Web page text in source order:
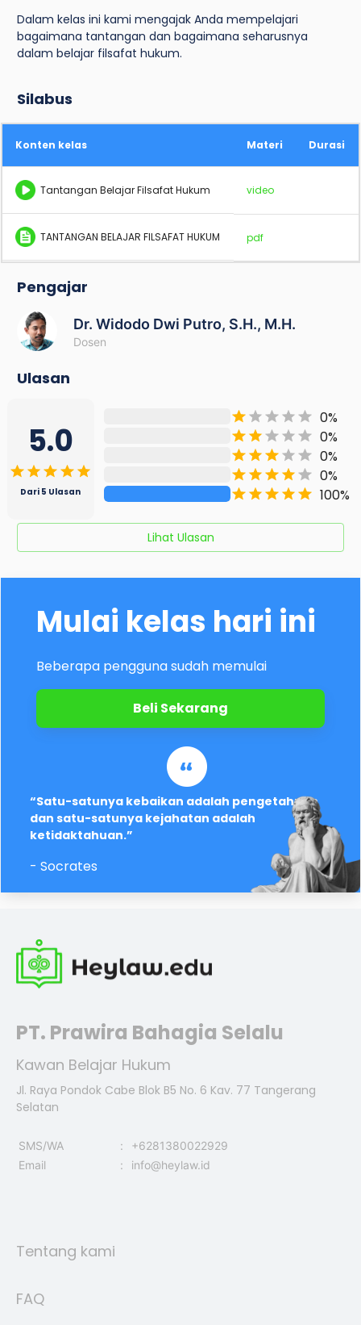
Dalam kelas ini kami mengajak Anda mempelajari
bagaimana tantangan dan bagaimana seharusnya
dalam belajar filsafat hukum.
Silabus
Konten kelas Materi Durasi
Tantangan Belajar Filsafat Hukum video
TANTANGAN BELAJAR FILSAFAT HUKUM pdf
Pengajar
Dr. Widodo Dwi Putro, S.H., M.H.
Dosen
Ulasan
5.0
Dari 5 Ulasan
0%
0%
0%
0%
100%
Lihat Ulasan
Mulai kelas hari ini
Beberapa pengguna sudah memulai
Beli Sekarang
“Satu-satunya kebaikan adalah pengetahuan
dan satu-satunya kejahatan adalah
ketidaktahuan.”
- Socrates
PT. Prawira Bahagia Selalu
Kawan Belajar Hukum
Jl. Raya Pondok Cabe Blok B5 No. 6 Kav. 77 Tangerang
Selatan
SMS/WA :
+6281380022929
Email
: info@heylaw.id
Tentang kami
FAQ